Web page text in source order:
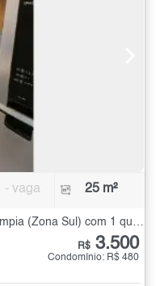
- vaga 25 m²
Apartamento para Alugar na Vila Olímpia (Zona Sul) com 1 quarto - 25 m²
R$ 3.500
Condomínio: R$ 480